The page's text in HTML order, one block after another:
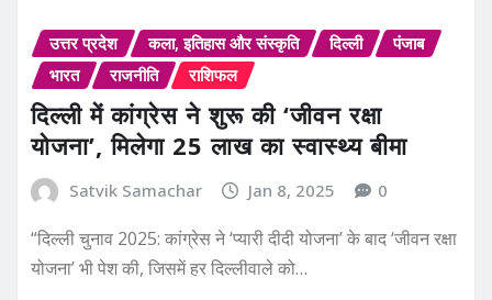
उत्तर प्रदेश कला, इतिहास और संस्कृति दिल्ली
पंजाब
भारत
राजनीति राशिफल
दिल्ली में कांग्रेस ने शुरू की ‘जीवन रक्षा
योजना’, मिलेगा 25 लाख का स्वास्थ्य बीमा
Satvik Samachar Jan 8, 2025 0
“दिल्ली चुनाव 2025: कांग्रेस ने ‘प्यारी दीदी योजना’ के बाद ‘जीवन रक्षा
योजना’ भी पेश की, जिसमें हर दिल्लीवाले को…